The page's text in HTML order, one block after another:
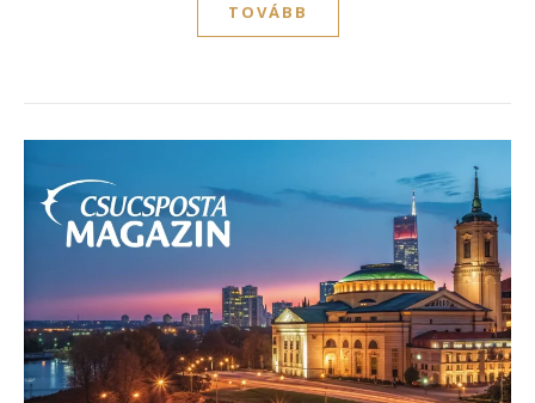
TOVÁBB